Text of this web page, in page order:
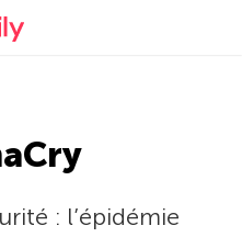
de Kaspersky
: l’épidémie